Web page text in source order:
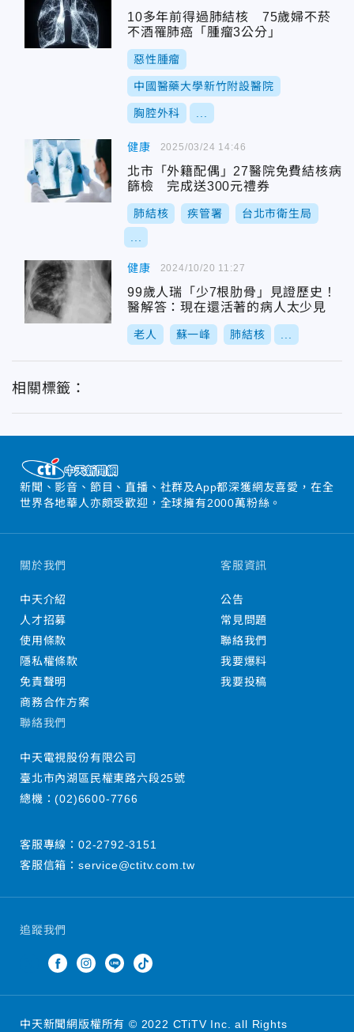
10多年前得過肺結核 75歲婦不菸
不酒罹肺癌「腫瘤3公分」
惡性腫瘤
中國醫藥大學新竹附設醫院
胸腔外科
健康
北市「外籍配偶」27醫院免費結核病
篩檢 完成送300元禮券
肺結核 疾管署 台北市衛生局
2025/03/24 14:46
健康
99歲人瑞「少7根肋骨」見證歷史！
醫解答：現在還活著的病人太少見
老人 蘇一峰 肺結核
2024/10/20 11:27
相關標籤：
新聞、影音、節目、直播、社群及App都深獲網友喜愛，在全
世界各地華人亦頗受歡迎，全球擁有2000萬粉絲。
追蹤我們
關於我們
中天介紹
人才招募
使用條款
隱私權條款
免責聲明
商務合作方案
客服資訊
公告
常見問題
聯絡我們
我要爆料
我要投稿
聯絡我們
中天電視股份有限公司
臺北市內湖區民權東路六段25號
總機：(02)6600-7766
客服專線： 02-2792-3151
客服信箱： service@ctitv.com.tw
中天新聞網版權所有 © 2022 CTiTV Inc. all Rights